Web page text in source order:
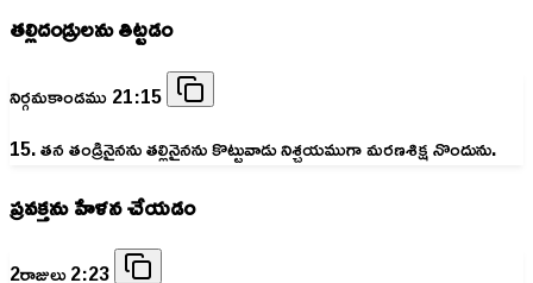
తల్లిదండ్రులను తిట్టడం
నిర్గమకాండము 21:15
15. తన తండ్రినైనను తల్లినైనను కొట్టువాడు నిశ్చయముగా మరణశిక్ష నొందును.
ప్రవక్తను హేళన చేయడం
2రాజులు 2:23